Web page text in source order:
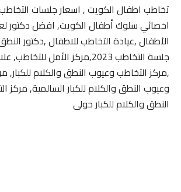
تخاطب اطفال الكويت , اسعار جلسات
اخصائي سلوك أطفال الكويت, افضل دكتور
الأطفال ,عيادة التخاطب للاطفال ,دكتور
جلسة التخاطب 2023,مركز الأمل
,مركز التخاطب وعيوب النطق والكلام للكبار,
وعيوب النطق والكلام للكبار السالمية, مركز
النطق والكلام للكبار حولى